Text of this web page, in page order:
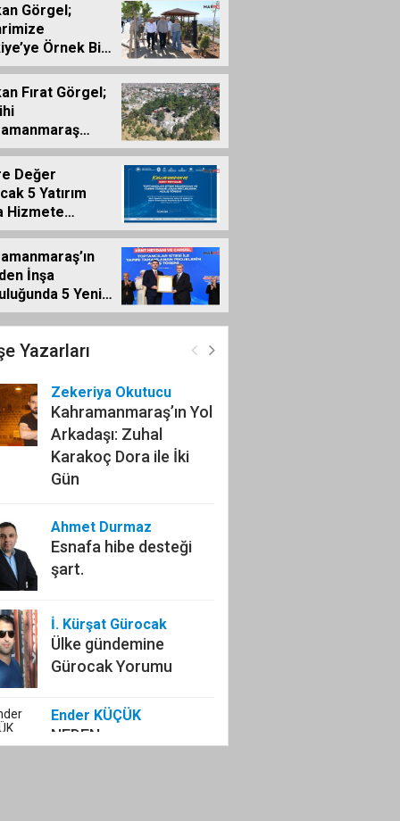
Görgel;
Örnek Bir
Projesi
Fırat Görgel;
Değer
5 Yatırım
Hizmete
İnşa
5 Yeni
Daha Hizmete
Yazarları
Zekeriya Okutucu
Kahramanmaraş’ın Yol
Arkadaşı: Zuhal
Karakoç Dora ile İki
Gün
Ahmet Durmaz
Esnafa hibe desteği
şart.
İ. Kürşat Gürocak
Ülke gündemine
Gürocak Yorumu
Ender KÜÇÜK
NEDEN